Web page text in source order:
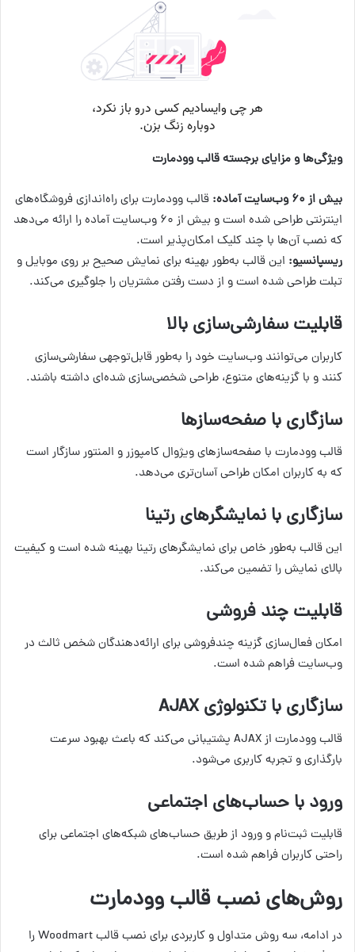
ویژگی‌ها و مزایای برجسته قالب وودمارت
بیش از ۶۰ وب‌سایت آماده:
قالب وودمارت برای راه‌اندازی فروشگاه‌های
اینترنتی طراحی شده است و بیش از ۶۰ وب‌سایت آماده را ارائه می‌دهد
که نصب آن‌ها با چند کلیک امکان‌پذیر است.
ریسپانسیو: این قالب به‌طور بهینه برای نمایش صحیح بر روی موبایل و
تبلت طراحی شده است و از دست رفتن مشتریان را جلوگیری می‌کند.
قابلیت سفارشی‌سازی بالا
کاربران می‌توانند وب‌سایت خود را به‌طور قابل‌توجهی سفارشی‌سازی
کنند و با گزینه‌های متنوع، طراحی شخصی‌سازی شده‌ای داشته باشند.
سازگاری با صفحه‌سازها
قالب وودمارت با صفحه‌سازهای ویژوال کامپوزر و المنتور سازگار است
که به کاربران امکان طراحی آسان‌تری می‌دهد.
سازگاری با نمایشگرهای رتینا
این قالب به‌طور خاص برای نمایشگرهای رتینا بهینه شده است و کیفیت
بالای نمایش را تضمین می‌کند.
قابلیت چند فروشی
امکان فعال‌سازی گزینه چندفروشی برای ارائه‌دهندگان شخص ثالث در
وب‌سایت فراهم شده است.
سازگاری با تکنولوژی AJAX
قالب وودمارت از AJAX پشتیبانی می‌کند که باعث بهبود سرعت
بارگذاری و تجربه کاربری می‌شود.
ورود با حساب‌های اجتماعی
قابلیت ثبت‌نام و ورود از طریق حساب‌های شبکه‌های اجتماعی برای
راحتی کاربران فراهم شده است.
روش‌های نصب قالب وودمارت
در ادامه، سه روش متداول و کاربردی برای نصب قالب Woodmart را